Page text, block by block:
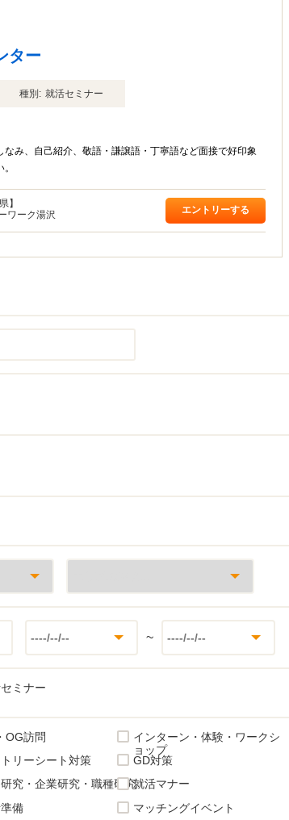
ター
種別: 就活セミナー
み、自己紹介、敬語・謙譲語・丁寧語など面接で好印象
】
ワーク湯沢
エントリーする
~
ミナー
OG訪問
インターン・体験・ワークシ
ョップ
リーシート対策
GD対策
究・企業研究・職種研究就活マナー
備
マッチングイベント